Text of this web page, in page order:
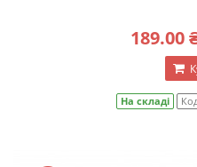
189.00
На складі